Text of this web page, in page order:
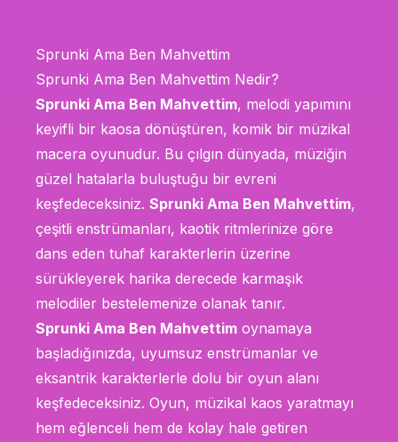
Sprunki Ama Ben Mahvettim
Sprunki Ama Ben Mahvettim Nedir?
Sprunki Ama Ben Mahvettim, melodi yapımını
keyifli bir kaosa dönüştüren, komik bir müzikal
macera oyunudur. Bu çılgın dünyada, müziğin
güzel hatalarla buluştuğu bir evreni
keşfedeceksiniz. Sprunki Ama Ben Mahvettim,
çeşitli enstrümanları, kaotik ritmlerinize göre
dans eden tuhaf karakterlerin üzerine
sürükleyerek harika derecede karmaşık
melodiler bestelemenize olanak tanır.
Sprunki Ama Ben Mahvettim oynamaya
başladığınızda, uyumsuz enstrümanlar ve
eksantrik karakterlerle dolu bir oyun alanı
keşfedeceksiniz. Oyun, müzikal kaos yaratmayı
hem eğlenceli hem de kolay hale getiren